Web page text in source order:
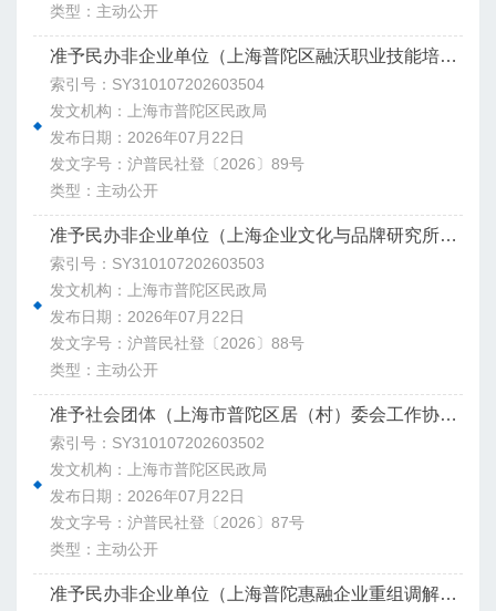
类型：主动公开
准予民办非企业单位（上海普陀区融沃职业技能培训中心）变更登记决定书
索引号：SY310107202603504
发文机构：上海市普陀区民政局
发布日期：2026年07月22日
发文字号：沪普民社登〔2026〕89号
类型：主动公开
准予民办非企业单位（上海企业文化与品牌研究所）变更登记决定书
索引号：SY310107202603503
发文机构：上海市普陀区民政局
发布日期：2026年07月22日
发文字号：沪普民社登〔2026〕88号
类型：主动公开
准予社会团体（上海市普陀区居（村）委会工作协会）注销登记决定书
索引号：SY310107202603502
发文机构：上海市普陀区民政局
发布日期：2026年07月22日
发文字号：沪普民社登〔2026〕87号
类型：主动公开
准予民办非企业单位（上海普陀惠融企业重组调解中心）登记决定书